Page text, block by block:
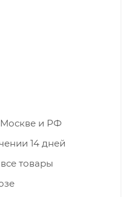
Москве и РФ
14 дней
товары